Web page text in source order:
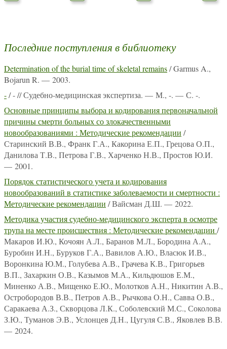
Последние поступления в библиотеку
Determination of the burial time of skeletal remains/ Garmus A.,
Bojarun R. — 2003.
-/ - // Судебно-медицинская экспертиза. — М., -. — С. -.
Основные принципы выбора и кодирования первоначальной
причины смерти больных со злокачественными
новообразованиями : Методические рекомендации /
Старинский В.В., Франк Г.А., Какорина Е.П., Грецова О.П.,
Данилова Т.В., Петрова Г.В., Харченко Н.В., Простов Ю.И.
— 2001.
Порядок статистического учета и кодирования
новообразований в статистике заболеваемости и смертности :
Методические рекомендации / Вайсман Д.Ш. — 2022.
Методика участия судебно-медицинского эксперта в осмотре
трупа на месте происшествия : Методические рекомендации /
Макаров И.Ю., Кочоян А.Л., Баранов М.Л., Бородина А.А.,
Буробин И.Н., Буруков Г.А., Вавилов А.Ю., Власюк И.В.,
Воронкина Ю.М., Голубева А.В., Грачева К.В., Григорьев
В.П., Захаркин О.В., Казымов М.А., Кильдюшов Е.М.,
Миненко А.В., Мищенко Е.Ю., Молотков А.Н., Никитин А.В.,
Остробородов В.В., Петров А.В., Рычкова О.Н., Савва О.В.,
Саракаева А.З., Скворцова Л.К., Соболевский М.С., Соколова
З.Ю., Туманов Э.В., Услонцев Д.Н., Цугуля С.В., Яковлев В.В.
— 2024.